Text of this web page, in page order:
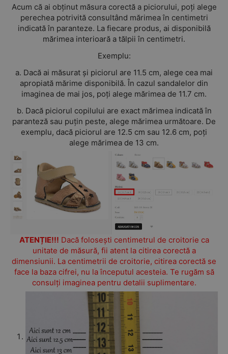
Acum că ai obținut măsura corectă a piciorului, poți alege
perechea potrivită consultând mărimea în centimetri
indicată în paranteze. La fiecare produs, ai disponibilă
mărimea interioară a tălpii în centimetri.
Exemplu:
a. Dacă ai măsurat și piciorul are 11.5 cm, alege cea mai
apropiată mărime disponibilă. În cazul sandalelor din
imaginea de mai jos, poți alege mărimea de 11.7 cm.
b. Dacă piciorul copilului are exact mărimea indicată în
paranteză sau puțin peste, alege mărimea următoare. De
exemplu, dacă piciorul are 12.5 cm sau 12.6 cm, poți
alege mărimea de 13 cm.
ATENȚIE!!! Dacă folosești centimetrul de croitorie ca
unitate de măsură, fii atent la citirea corectă a
dimensiunii. La centimetrii de croitorie, citirea corectă se
face la baza cifrei, nu la începutul acesteia. Te rugăm să
consulți imaginea pentru detalii suplimentare.